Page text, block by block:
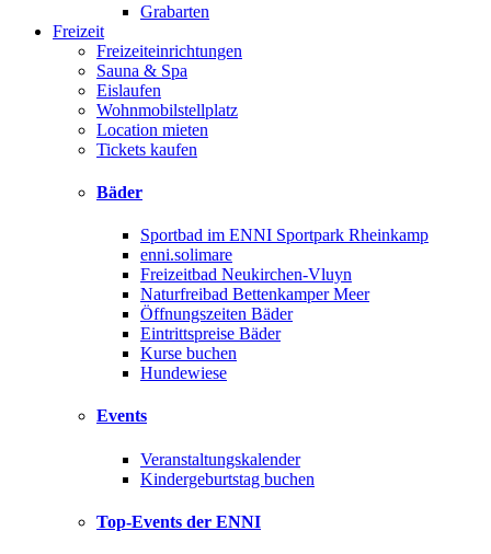
Grabarten
Freizeit
Freizeiteinrichtungen
Sauna & Spa
Eislaufen
Wohnmobilstellplatz
Location mieten
Tickets kaufen
Bäder
Sportbad im ENNI Sportpark Rheinkamp
enni.solimare
Freizeitbad Neukirchen-Vluyn
Naturfreibad Bettenkamper Meer
Öffnungszeiten Bäder
Eintrittspreise Bäder
Kurse buchen
Hundewiese
Events
Veranstaltungskalender
Kindergeburtstag buchen
Top-Events der ENNI